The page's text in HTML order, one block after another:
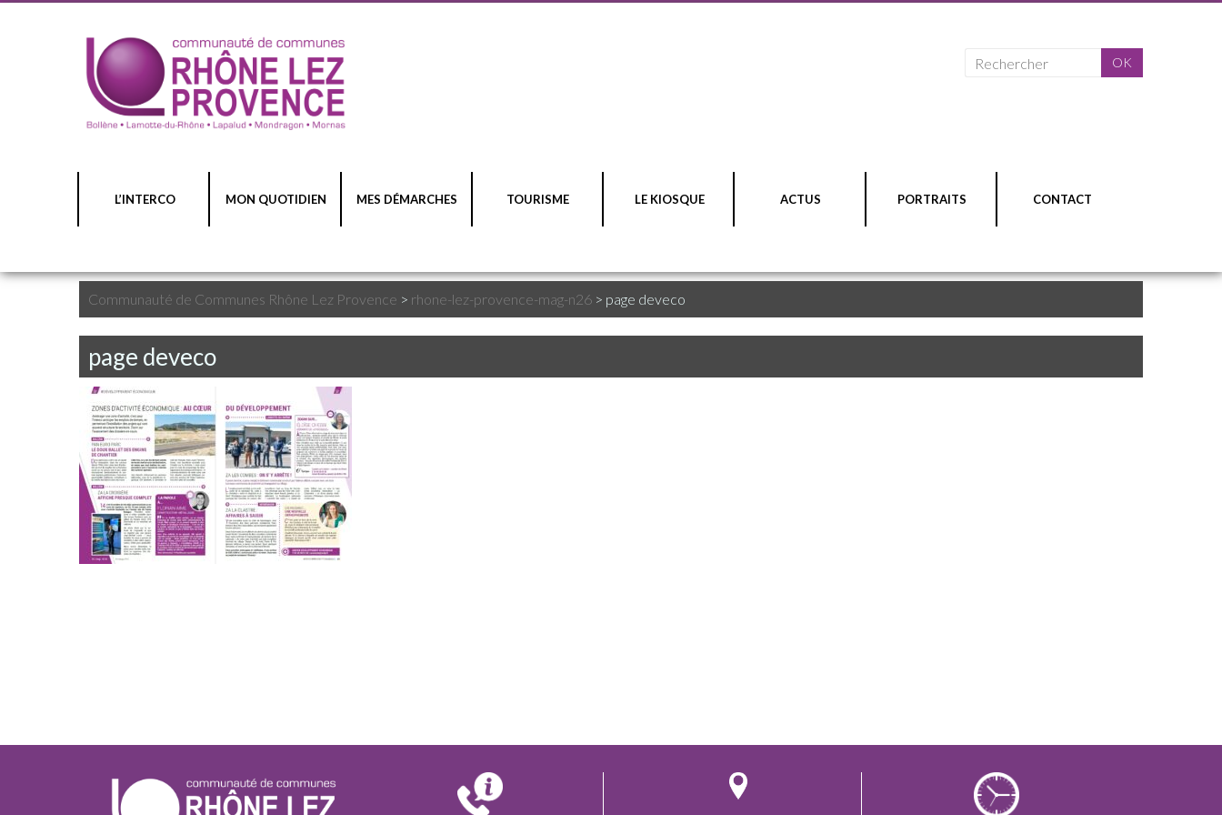
L’INTERCO MON QUOTIDIEN MES DÉMARCHES TOURISME LE KIOSQUE ACTUS PORTRAITS CONTACT
Communauté de Communes Rhône Lez Provence > rhone-lez-provence-mag-n26 > page deveco
page deveco